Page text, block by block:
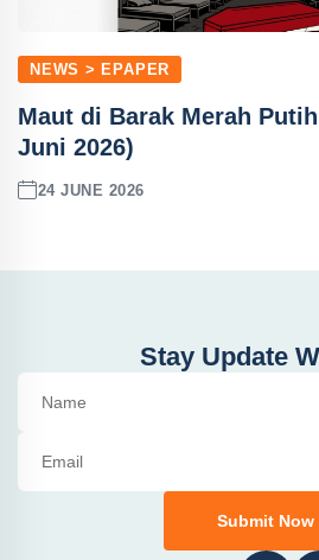
NEWS > EPAPER
Maut di Barak Merah
Juni 2026)
24 JUNE 2026
Stay Update
Submit Now